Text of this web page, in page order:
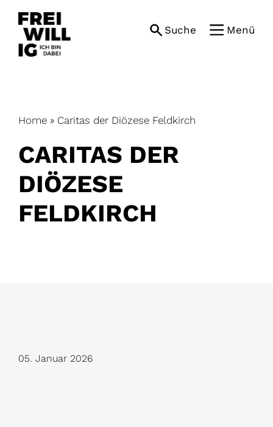
content
Suche Menü
Home » Caritas der Diözese Feldkirch
CARITAS DER
DIÖZESE
FELDKIRCH
D
05. Januar 2026